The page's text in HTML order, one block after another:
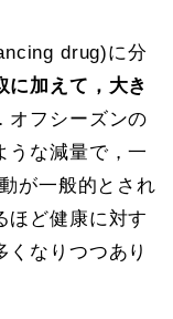
drug)に分
に加えて，大き
オフシーズンの
うな減量で，一
が一般的とされ
ほど健康に対す
くなりつつあり